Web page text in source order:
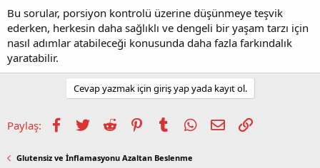
Bu sorular, porsiyon kontrolü üzerine düşünmeye teşvik
ederken, herkesin daha sağlıklı ve dengeli bir yaşam tarzı için
nasıl adımlar atabileceği konusunda daha fazla farkındalık
yaratabilir.
Cevap yazmak için giriş yap yada kayıt ol.
Paylaş: Facebook
TwitterReddit PinterestTumblrWhatsApp
E-postaLink
Glutensiz ve İnflamasyonu Azaltan Beslenme